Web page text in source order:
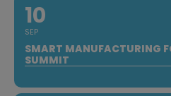
10
SEP
SMART MANUFACTURING
SUMMIT